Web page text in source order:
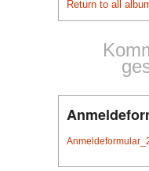
Return to all